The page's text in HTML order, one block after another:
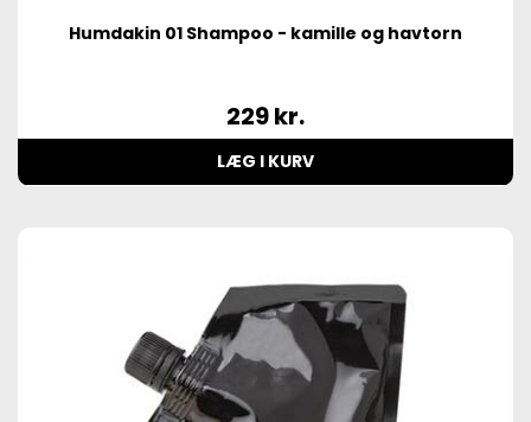
Humdakin 01 Shampoo - kamille og havtorn
229kr.
LÆG I KURV